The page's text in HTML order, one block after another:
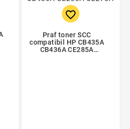
favorite_border
Praf toner SCC
compatibil HP CB435A
CB436A CE285A